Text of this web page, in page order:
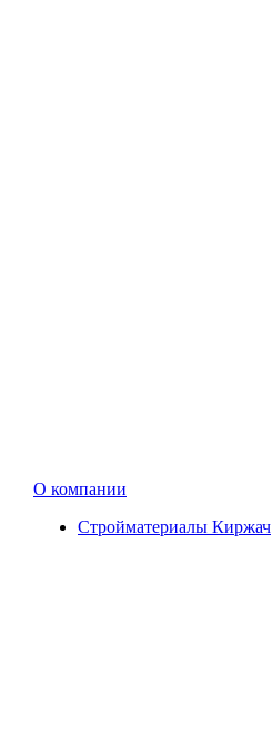
О компании
Стройматериалы Киржач